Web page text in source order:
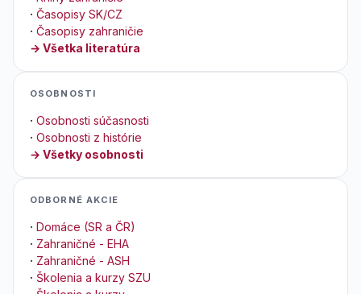
· Časopisy SK/CZ
· Časopisy zahraničie
→ Všetka literatúra
OSOBNOSTI
· Osobnosti súčasnosti
· Osobnosti z histórie
→ Všetky osobnosti
ODBORNÉ AKCIE
· Domáce (SR a ČR)
· Zahraničné - EHA
· Zahraničné - ASH
· Školenia a kurzy SZU